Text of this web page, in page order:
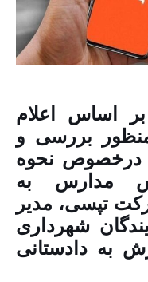
بر اساس اعلام
بررسی و
درخصوص نحوه
مدارس به
تپسی، مدیر
شهرداری
به دادستانی